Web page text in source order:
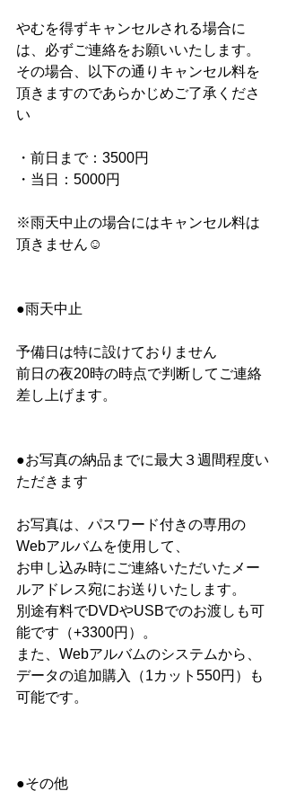
やむを得ずキャンセルされる場合に
は、必ずご連絡をお願いいたします。
その場合、以下の通りキャンセル料を
頂きますのであらかじめご了承くださ
い
・前日まで：3500円
・当日：5000円
※雨天中止の場合にはキャンセル料は
頂きません☺︎
●雨天中止
予備日は特に設けておりません
前日の夜20時の時点で判断してご連絡
差し上げます。
●お写真の納品までに最大３週間程度い
ただきます
お写真は、パスワード付きの専用の
Webアルバムを使用して、
お申し込み時にご連絡いただいたメー
ルアドレス宛にお送りいたします。
別途有料でDVDやUSBでのお渡しも可
能です（+3300円）。
また、Webアルバムのシステムから、
データの追加購入（1カット550円）も
可能です。
●その他